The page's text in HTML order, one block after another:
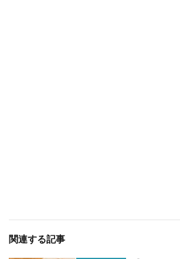
関連する記事